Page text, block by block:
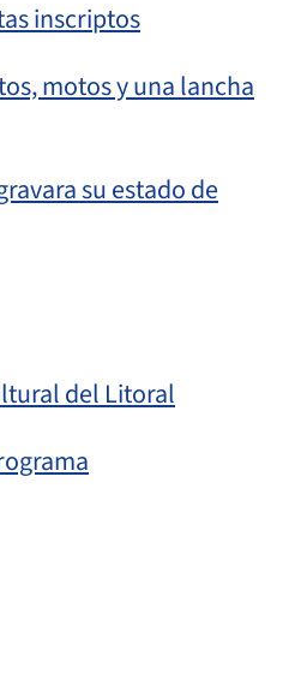
inscriptos
motos y una lancha
su estado de
del Litoral